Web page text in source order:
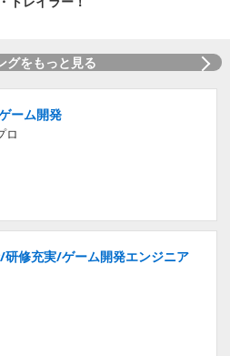
グをもっと見る
ーム開発
ロ
修充実/ゲーム開発エンジニア